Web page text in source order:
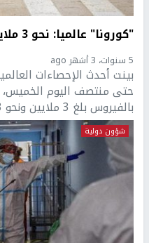
"كورونا" عالميا: نحو 3 ملايين و73 ألف وفاة
5 سنوات، 3 أشهر ago
بينت أحدث الإحصاءات
حتى منتصف اليوم الخميس،
بالفيروس بلغ 3 ملايين ونحو 73 ألف وفاة، ...
شؤون دولية